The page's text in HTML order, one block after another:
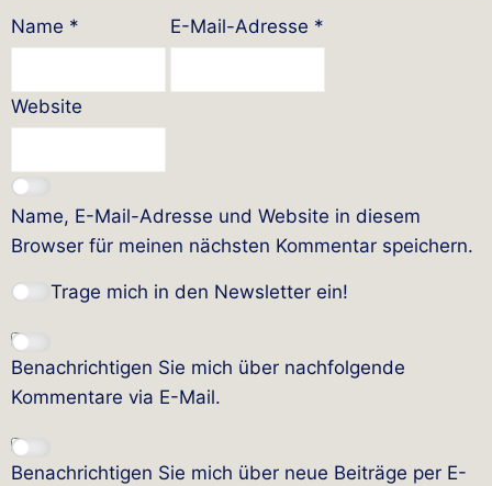
Name * E-Mail-Adresse *
Website
Name, E-Mail-Adresse und Website in diesem
Browser für meinen nächsten Kommentar speichern.
Trage mich in den Newsletter ein!
Benachrichtigen Sie mich über nachfolgende
Kommentare via E-Mail.
Benachrichtigen Sie mich über neue Beiträge per E-